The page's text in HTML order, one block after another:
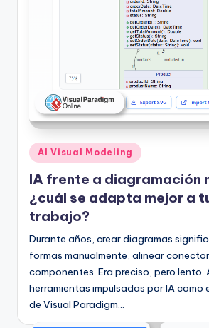
a
r
e
&
D
g
it
Publicado
en
AI Visual Modeling
IA frente a diagramación
¿cuál se adapta mejor a
trabajo?
Durante años, crear diagramas
formas manualmente, alinear
componentes. Era preciso, pero lento.
herramientas impulsadas por IA como
de Visual Paradigm…